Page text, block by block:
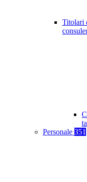
Titolari
Personale 351